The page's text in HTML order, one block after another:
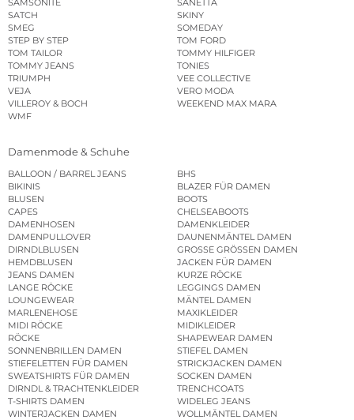
SAMSONITE
SANETTA
SATCH
SKINY
SMEG
SOMEDAY
STEP BY STEP
TOM FORD
TOM TAILOR
TOMMY HILFIGER
TOMMY JEANS
TONIES
TRIUMPH
VEE COLLECTIVE
VEJA
VERO MODA
VILLEROY & BOCH
WEEKEND MAX MARA
WMF
Damenmode & Schuhe
BALLOON / BARREL JEANS
BHS
BIKINIS
BLAZER FÜR DAMEN
BLUSEN
BOOTS
CAPES
CHELSEABOOTS
DAMENHOSEN
DAMENKLEIDER
DAMENPULLOVER
DAUNENMÄNTEL DAMEN
DIRNDLBLUSEN
GROSSE GRÖSSEN DAMEN
HEMDBLUSEN
JACKEN FÜR DAMEN
JEANS DAMEN
KURZE RÖCKE
LANGE RÖCKE
LEGGINGS DAMEN
LOUNGEWEAR
MÄNTEL DAMEN
MARLENEHOSE
MAXIKLEIDER
MIDI RÖCKE
MIDIKLEIDER
RÖCKE
SHAPEWEAR DAMEN
SONNENBRILLEN DAMEN
STIEFEL DAMEN
STIEFELETTEN FÜR DAMEN
STRICKJACKEN DAMEN
SWEATSHIRTS FÜR DAMEN
SOCKEN DAMEN
DIRNDL & TRACHTENKLEIDER
TRENCHCOATS
T-SHIRTS DAMEN
WIDELEG JEANS
WINTERJACKEN DAMEN
WOLLMÄNTEL DAMEN